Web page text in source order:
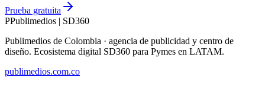
Prueba gratuita
PPublimedios | SD360
Publimedios de Colombia · agencia de publicidad y centro de
diseño. Ecosistema digital SD360 para Pymes en LATAM.
publimedios.com.co